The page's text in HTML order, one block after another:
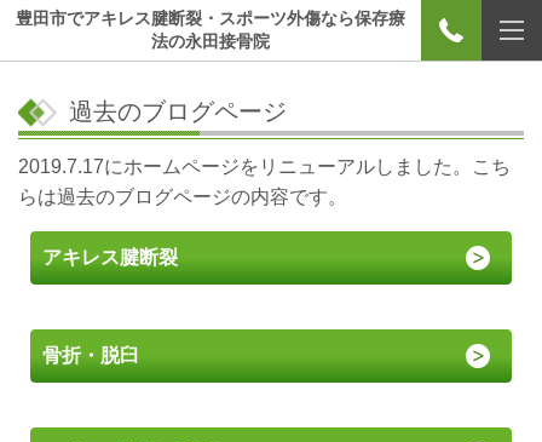
豊田市でアキレス腱断裂・スポーツ外傷なら保存療
法の永田接骨院
過去のブログページ
2019.7.17にホームページをリニューアルしました。こち
らは過去のブログページの内容です。
アキレス腱断裂
骨折・脱臼